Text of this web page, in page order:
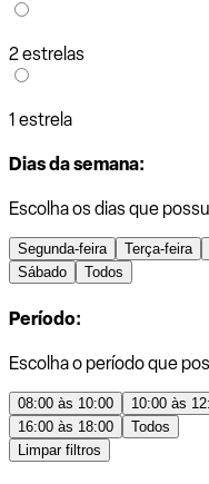
2 estrelas
1 estrela
Dias da semana:
Escolha os dias que
Segunda-feira Terça-feira
Sábado
Todos
Período:
Escolha o período que
08:00 às 10:00 10:00 às
16:00 às 18:00
Todos
Limpar filtros